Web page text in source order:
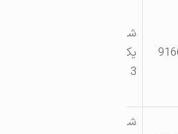
شهرک صنعتی شماره
یک -خیابان صنعت
شعیبیه کشت